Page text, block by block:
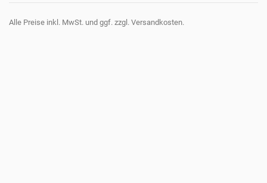
Alle Preise inkl. MwSt. und ggf. zzgl. Versandkosten.